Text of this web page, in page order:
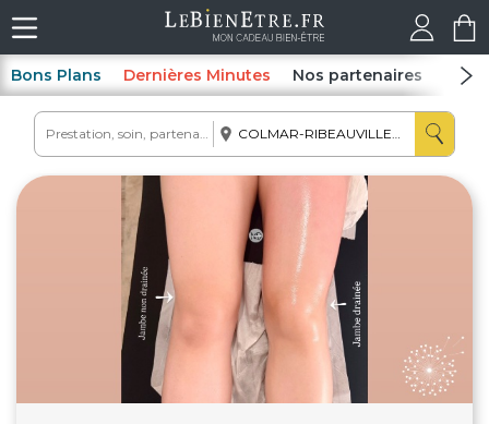
Bons Plans Dernières Minutes Nos partenaires Spas